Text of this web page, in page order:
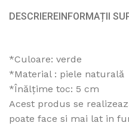
DESCRIEREINFORMAȚII
*Culoare: verde
*Material : piele naturală
*Înălțime toc: 5 cm
Acest produs se
poate face si mai lat in